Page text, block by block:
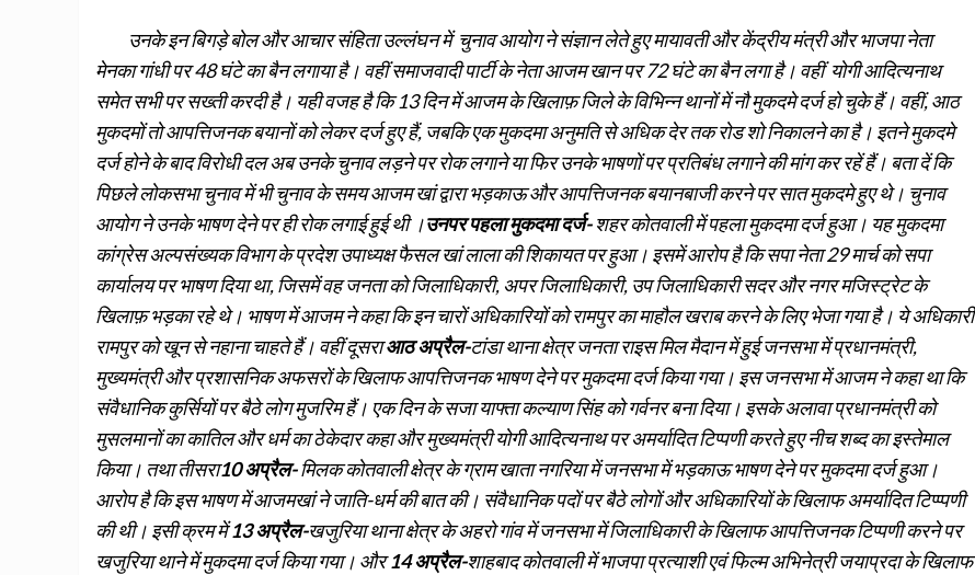
उनके इन बिगड़े बोल और आचार संहिता उल्‍लंघन में चुनाव आयोग ने संज्ञान लेते हुए मायावती और केंद्रीय मंत्री और भाजपा नेता
मेनका गांधी पर 48 घंटे का बैन लगाया है। वहीं समाजवादी पार्टी के नेता आजम खान पर 72 घंटे का बैन लगा है। वहीं योगी आदित्यनाथ
समेत सभी पर सख्ती करदी है। यही वजह है कि 13 दिन में आजम के खिलाफ़ जिले के विभिन्न थानों में नौ मुकदमे दर्ज हो चुके हैं। वहीं, आठ
मुकदमों तो आपत्तिजनक बयानों को लेकर दर्ज हुए हैं, जबकि एक मुकदमा अनुमति से अधिक देर तक रोड शो निकालने का है। इतने मुकदमे
दर्ज होने के बाद विरोधी दल अब उनके चुनाव लड़ने पर रोक लगाने या फिर उनके भाषणों पर प्रतिबंध लगाने की मांग कर रहें हैं। बता दें कि
पिछले लोकसभा चुनाव में भी चुनाव के समय आजम खां द्वारा भड़काऊ और आपत्तिजनक बयानबाजी करने पर सात मुकदमे हुए थे। चुनाव
आयोग ने उनके भाषण देने पर ही रोक लगाई हुई थी ।उनपर पहला मुकदमा दर्ज-शहर कोतवाली में पहला मुकदमा दर्ज हुआ। यह मुकदमा
कांग्रेस अल्पसंख्यक विभाग के प्रदेश उपाध्यक्ष फैसल खां लाला की शिकायत पर हुआ। इसमें आरोप है कि सपा नेता 29 मार्च को सपा
कार्यालय पर भाषण दिया था, जिसमें वह जनता को जिलाधिकारी, अपर जिलाधिकारी, उप जिलाधिकारी सदर और नगर मजिस्ट्रेट के
खिलाफ़ भड़का रहे थे। भाषण में आजम ने कहा कि इन चारों अधिकारियों को रामपुर का माहौल खराब करने के लिए भेजा गया है। ये अधिकारी
रामपुर को खून से नहाना चाहते हैं। वहीं दूसराआठ अप्रैल-टांडा थाना क्षेत्र जनता राइस मिल मैदान में हुई जनसभा में प्रधानमंत्री,
मुख्यमंत्री और प्रशासनिक अफसरों के खिलाफ आपत्तिजनक भाषण देने पर मुकदमा दर्ज किया गया। इस जनसभा में आजम ने कहा था कि
संवैधानिक कुर्सियों पर बैठे लोग मुजरिम हैं। एक दिन के सजा याफ्ता कल्याण सिंह को गर्वनर बना दिया। इसके अलावा प्रधानमंत्री को
मुसलमानों का कातिल और धर्म का ठेकेदार कहा और मुख्यमंत्री योगी आदित्यनाथ पर अमर्यादित टिप्पणी करते हुए नीच शब्द का इस्तेमाल
किया। तथा तीसरा10 अप्रैल-मिलक कोतवाली क्षेत्र के ग्राम खाता नगरिया में जनसभा में भड़काऊ भाषण देने पर मुकदमा दर्ज हुआ।
आरोप है कि इस भाषण में आजमखां ने जाति-धर्म की बात की। संवैधानिक पदों पर बैठे लोगों और अधिकारियों के खिलाफ अमर्यादित टिप्प्पणी
की थी। इसी क्रम में13 अप्रैल-खजुरिया थाना क्षेत्र के अहरो गांव में जनसभा में जिलाधिकारी के खिलाफ आपत्तिजनक टिप्पणी करने पर
खजुरिया थाने में मुकदमा दर्ज किया गया। और14 अप्रैल-शाहबाद कोतवाली में भाजपा प्रत्याशी एवं फिल्म अभिनेत्री जयाप्रदा के खिलाफ